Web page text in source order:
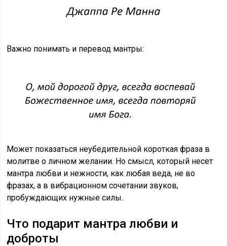
Важно понимать и перевод мантры:
Может показаться неубедительной короткая фраза в
молитве о личном желании. Но смысл, который несет
мантра любви и нежности, как любая веда, не во
фразах, а в вибрационном сочетании звуков,
пробуждающих нужные силы.
Что подарит мантра любви и
доброты